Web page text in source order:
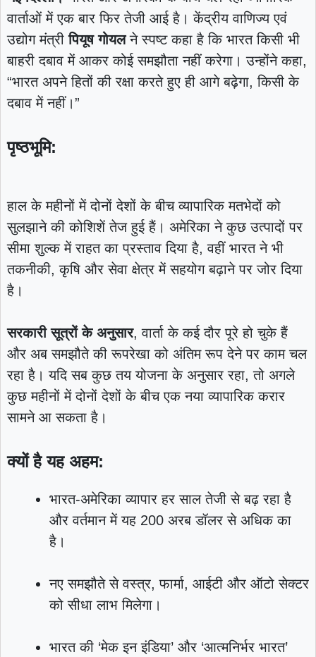
वार्ताओं में एक बार फिर तेजी आई है। केंद्रीय वाणिज्य एवं
उद्योग मंत्रीपियूष गोयलने स्पष्ट कहा है कि भारत किसी भी
बाहरी दबाव में आकर कोई समझौता नहीं करेगा। उन्होंने कहा,
“भारत अपने हितों की रक्षा करते हुए ही आगे बढ़ेगा, किसी के
दबाव में नहीं।”
पृष्ठभूमि:
हाल के महीनों में दोनों देशों के बीच व्यापारिक मतभेदों को
सुलझाने की कोशिशें तेज हुई हैं। अमेरिका ने कुछ उत्पादों पर
सीमा शुल्क में राहत का प्रस्ताव दिया है, वहीं भारत ने भी
तकनीकी, कृषि और सेवा क्षेत्र में सहयोग बढ़ाने पर जोर दिया
है।
सरकारी सूत्रों के अनुसार, वार्ता के कई दौर पूरे हो चुके हैं
और अब समझौते की रूपरेखा को अंतिम रूप देने पर काम चल
रहा है। यदि सब कुछ तय योजना के अनुसार रहा, तो अगले
कुछ महीनों में दोनों देशों के बीच एक नया व्यापारिक करार
सामने आ सकता है।
क्यों है यह अहम:
भारत-अमेरिका व्यापार हर साल तेजी से बढ़ रहा है
और वर्तमान में यह 200 अरब डॉलर से अधिक का
है।
नए समझौते से वस्त्र, फार्मा, आईटी और ऑटो सेक्टर
को सीधा लाभ मिलेगा।
भारत की ‘मेक इन इंडिया’ और ‘आत्मनिर्भर भारत’